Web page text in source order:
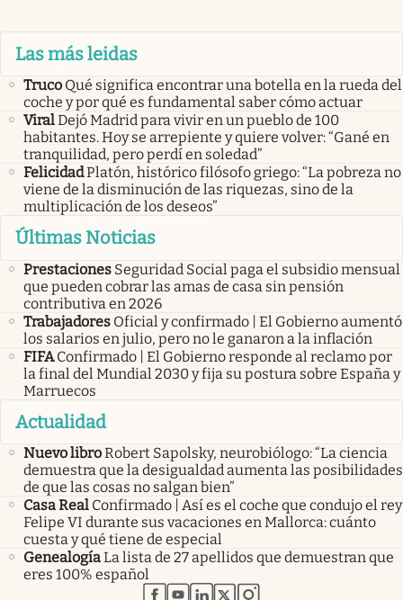
Las más leidas
Truco Qué significa encontrar una botella en la rueda del
coche y por qué es fundamental saber cómo actuar
ViralDejó Madrid para vivir en un pueblo de 100
habitantes. Hoy se arrepiente y quiere volver: “Gané en
tranquilidad, pero perdí en soledad”
FelicidadPlatón, histórico filósofo griego: “La pobreza no
viene de la disminución de las riquezas, sino de la
multiplicación de los deseos”
Últimas Noticias
Prestaciones Seguridad Social paga el subsidio mensual
que pueden cobrar las amas de casa sin pensión
contributiva en 2026
Trabajadores Oficial y confirmado | El Gobierno aumentó
los salarios en julio, pero no le ganaron a la inflación
FIFA Confirmado | El Gobierno responde al reclamo por
la final del Mundial 2030 y fija su postura sobre España y
Marruecos
Actualidad
Nuevo libroRobert Sapolsky, neurobiólogo: “La ciencia
demuestra que la desigualdad aumenta las posibilidades
de que las cosas no salgan bien”
Casa Real Confirmado | Así es el coche que condujo el rey
Felipe VI durante sus vacaciones en Mallorca: cuánto
cuesta y qué tiene de especial
GenealogíaLa lista de 27 apellidos que demuestran que
eres 100% español
abre en nueva pestaña
abre en nueva pestaña
abre en nueva pestaña
abre en nueva pestaña
abre en nueva pestaña